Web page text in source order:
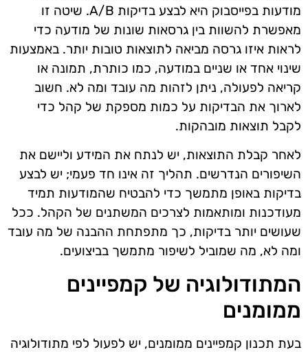
מודעות בפייסבוק היא לבצע בדיקות A/B. שיטה זו
מאפשרת להשוות בין גרסאות שונות של מודעה כדי
לראות איזו גרסה מביאה לתוצאות טובות יותר. באמצעות
שינוי אחד או שניים במודעה, כמו כותרת, תמונה או
קריאה לפעולה, ניתן לזהות מה עובד ומה לא. חשוב
לארוך את הבדיקות על כמות מספקת של קהל כדי
לקבל תוצאות מובהקות.
לאחר קבלת התוצאות, יש לנתח את המידע וליישם את
השיפורים הנדרשים. תהליך זה אינו חד פעמי; יש לבצע
בדיקות באופן מתמשך כדי להבטיח שהמודעות תמיד
מעודכנות ומותאמות לצרכים המשתנים של הקהל. ככל
שעושים יותר בדיקות, כך מתפתחת ההבנה של מה עובד
ומה לא, מה שמוביל לשיפור מתמשך בביצועים.
המתודולוגיה של קמפיינים
ממומנים
בעת תכנון קמפיינים ממומנים, יש לפעול לפי מתודולוגיה